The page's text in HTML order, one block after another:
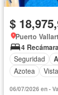
$
Puerto
4
Seguridad
Azotea
06/07/2026 en -